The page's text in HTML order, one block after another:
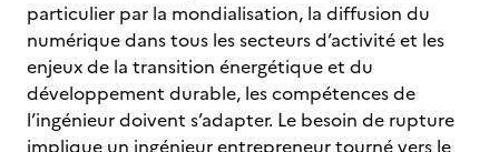
particulier par la mondialisation, la diffusion du
numérique dans tous les secteurs d’activité et les
enjeux de la transition énergétique et du
développement durable, les compétences de
l’ingénieur doivent s’adapter. Le besoin de rupture
implique un ingénieur entrepreneur tourné vers le